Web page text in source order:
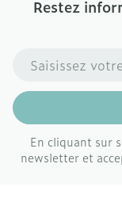
Restez
Adresse mail
En cliquant sur
newsletter et